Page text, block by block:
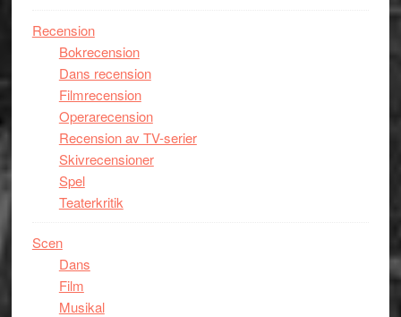
Recension
Bokrecension
Dans recension
Filmrecension
Operarecension
Recension av TV-serier
Skivrecensioner
Spel
Teaterkritik
Scen
Dans
Film
Musikal